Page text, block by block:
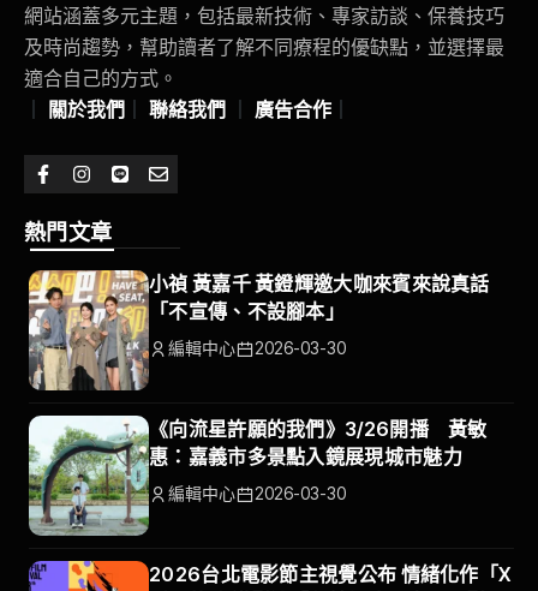
網站涵蓋多元主題，包括最新技術、專家訪談、保養技巧
及時尚趨勢，幫助讀者了解不同療程的優缺點，並選擇最
適合自己的方式。
關於我們 聯絡我們 廣告合作
熱門文章
小禎 黃嘉千 黃鐙輝邀大咖來賓來說真話
「不宣傳、不設腳本」
編輯中心 2026-03-30
《向流星許願的我們》3/26開播 黃敏
惠：嘉義市多景點入鏡展現城市魅力
編輯中心 2026-03-30
2026台北電影節主視覺公布 情緒化作「X